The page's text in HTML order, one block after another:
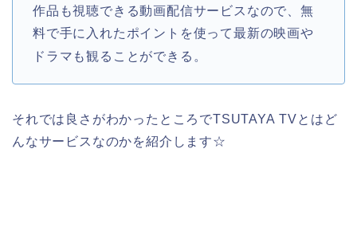
作品も視聴できる動画配信サービスなので、無
料で手に入れたポイントを使って最新の映画や
ドラマも観ることができる。
それでは良さがわかったところでTSUTAYA TVとはど
んなサービスなのかを紹介します☆